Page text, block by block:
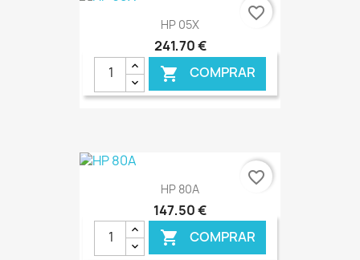
HP 05X
241,70 €
 COMPRAR
€ ONLINE
favorite_border
HP 80A
147,50 €
 COMPRAR
favorite_border